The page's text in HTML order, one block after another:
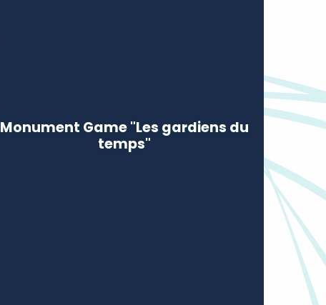
Monument Game "Les gardiens du
temps"